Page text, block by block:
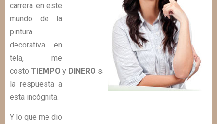
carrera en este
mundo de la
pintura
decorativa en
tela, me
costo TIEMPO y DINERO saber
la respuesta a
esta incógnita.
Y lo que me dio